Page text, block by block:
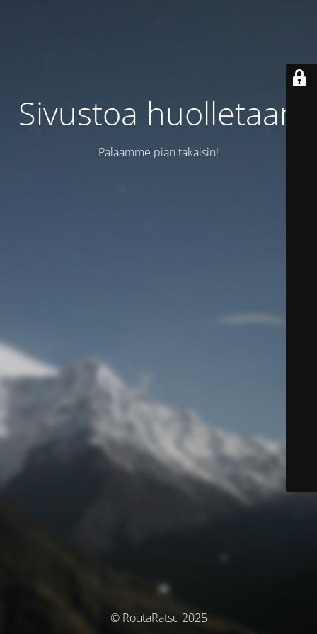
Sivustoa huolletaan
Palaamme pian takaisin!
© RoutaRatsu 2025